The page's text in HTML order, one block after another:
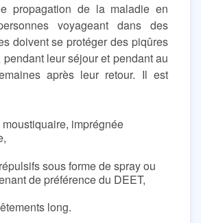
propagation de la maladie en
voyageant dans des
doivent se protéger des piqûres
leur séjour et pendant au
après leur retour. Il est
imprégnée
sous forme de spray ou
de préférence du DEET,
long.